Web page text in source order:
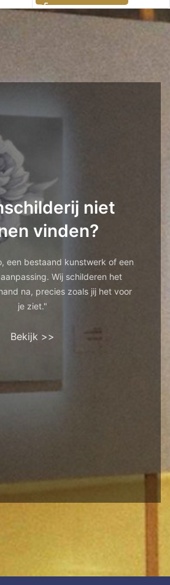
niet
vinden?
een bestaand kunstwerk of een
Wij schilderen het
na, precies zoals jij het voor
je ziet."
Bekijk >>